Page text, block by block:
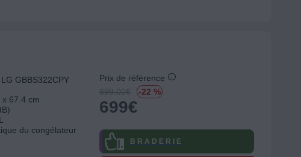
GBBS322CPY
x 67.4 cm
du congélateur
Prix de référence
899.00€ -22 %
699€
B R A D E R I E